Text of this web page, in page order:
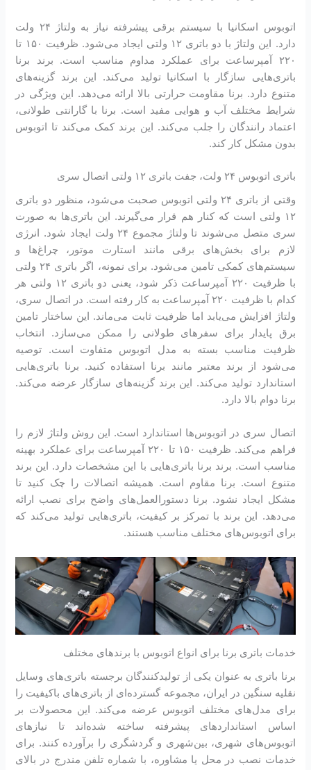
اتوبوس اسکانیا با سیستم برقی پیشرفته نیاز به ولتاژ ۲۴ ولت
دارد. این ولتاژ با دو باتری ۱۲ ولتی ایجاد می‌شود. ظرفیت ۱۵۰ تا
۲۲۰ آمپرساعت برای عملکرد مداوم مناسب است. برند برنا
باتری‌هایی سازگار با اسکانیا تولید می‌کند. این برند گزینه‌های
متنوع دارد. برنا مقاومت حرارتی بالا ارائه می‌دهد. این ویژگی در
شرایط مختلف آب و هوایی مفید است. برنا با گارانتی طولانی،
اعتماد رانندگان را جلب می‌کند. این برند کمک می‌کند تا اتوبوس
بدون مشکل کار کند.
باتری اتوبوس ۲۴ ولت، جفت باتری ۱۲ ولتی اتصال سری
وقتی از باتری ۲۴ ولتی اتوبوس صحبت می‌شود، منظور دو باتری
۱۲ ولتی است که کنار هم قرار می‌گیرند. این باتری‌ها به صورت
سری متصل می‌شوند تا ولتاژ مجموع ۲۴ ولت ایجاد شود. انرژی
لازم برای بخش‌های برقی مانند استارت موتور، چراغ‌ها و
سیستم‌های کمکی تامین می‌شود. برای نمونه، اگر باتری ۲۴ ولتی
با ظرفیت ۲۲۰ آمپرساعت ذکر شود، یعنی دو باتری ۱۲ ولتی هر
کدام با ظرفیت ۲۲۰ آمپرساعت به کار رفته است. در اتصال سری،
ولتاژ افزایش می‌یابد اما ظرفیت ثابت می‌ماند. این ساختار تامین
برق پایدار برای سفرهای طولانی را ممکن می‌سازد. انتخاب
ظرفیت مناسب بسته به مدل اتوبوس متفاوت است. توصیه
می‌شود از برند معتبر مانند برنا استفاده کنید. برنا باتری‌هایی
استاندارد تولید می‌کند. این برند گزینه‌های سازگار عرضه می‌کند.
برنا دوام بالا دارد.
اتصال سری در اتوبوس‌ها استاندارد است. این روش ولتاژ لازم را
فراهم می‌کند. ظرفیت ۱۵۰ تا ۲۲۰ آمپرساعت برای عملکرد بهینه
مناسب است. برند برنا باتری‌هایی با این مشخصات دارد. این برند
متنوع است. برنا مقاوم است. همیشه اتصالات را چک کنید تا
مشکل ایجاد نشود. برنا دستورالعمل‌های واضح برای نصب ارائه
می‌دهد. این برند با تمرکز بر کیفیت، باتری‌هایی تولید می‌کند که
برای اتوبوس‌های مختلف مناسب هستند.
خدمات باتری برنا برای انواع اتوبوس با برندهای مختلف
برنا باتری به عنوان یکی از تولیدکنندگان برجسته باتری‌های وسایل
نقلیه سنگین در ایران، مجموعه گسترده‌ای از باتری‌های باکیفیت را
برای مدل‌های مختلف اتوبوس عرضه می‌کند. این محصولات بر
اساس استانداردهای پیشرفته ساخته شده‌اند تا نیازهای
اتوبوس‌های شهری، بین‌شهری و گردشگری را برآورده کنند. برای
خدمات نصب در محل یا مشاوره، با شماره تلفن مندرج در بالای